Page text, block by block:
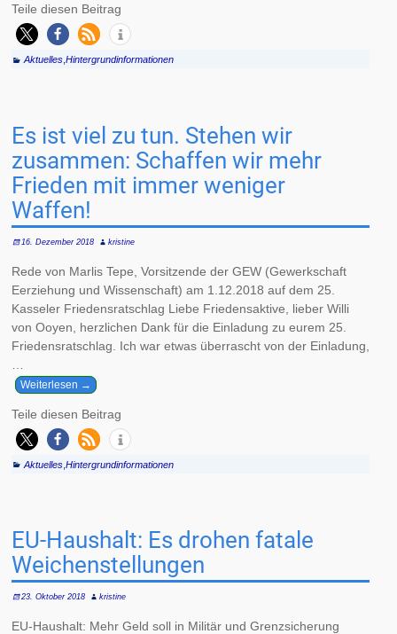
Teile diesen Beitrag
Aktuelles,Hintergrundinformationen
Es ist viel zu tun. Stehen wir
zusammen: Schaffen wir mehr
Frieden mit immer weniger
Waffen!
16. Dezember 2018 kristine
Rede von Marlis Tepe, Vorsitzende der GEW (Gewerkschaft
Eerziehung und Wissenschaft) am 1.12.2018 auf dem 25.
Kasseler Friedensratschlag Liebe Friedensaktive, lieber Willi
von Ooyen, herzlichen Dank für die Einladung zu eurem 25.
Friedensratschlag. Ich war etwas überrascht von der Einladung,
Weiterlesen →
Teile diesen Beitrag
Aktuelles, Hintergrundinformationen
EU-Haushalt: Es drohen fatale
Weichenstellungen
23. Oktober 2018 kristine
EU-Haushalt: Mehr Geld soll in Militär und Grenzsicherung